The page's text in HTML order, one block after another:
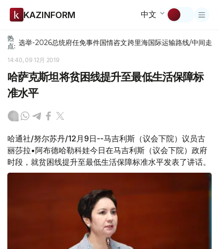
KAZINFORM 中文
热
点: 选举-2026总统府任免事件国情咨文跨里海国际运输路线/中间走廊
14:40, 09 12月 2019
哈萨克斯坦将贫困线提升至最低生活保障标
准水平
哈通社/努尔苏丹/12月9日--马吉利斯（议会下院）议员古
丽莎拉•阿布德哈勒科娃今日在马吉利斯（议会下院）政府
时段，就贫困线提升至最低生活保障标准水平发表了讲话。